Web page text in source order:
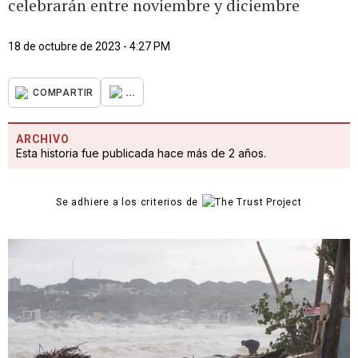
celebrarán entre noviembre y diciembre
18 de octubre de 2023 - 4:27 PM
COMPARTIR ...
ARCHIVO
Esta historia fue publicada hace más de 2 años.
Se adhiere a los criterios de